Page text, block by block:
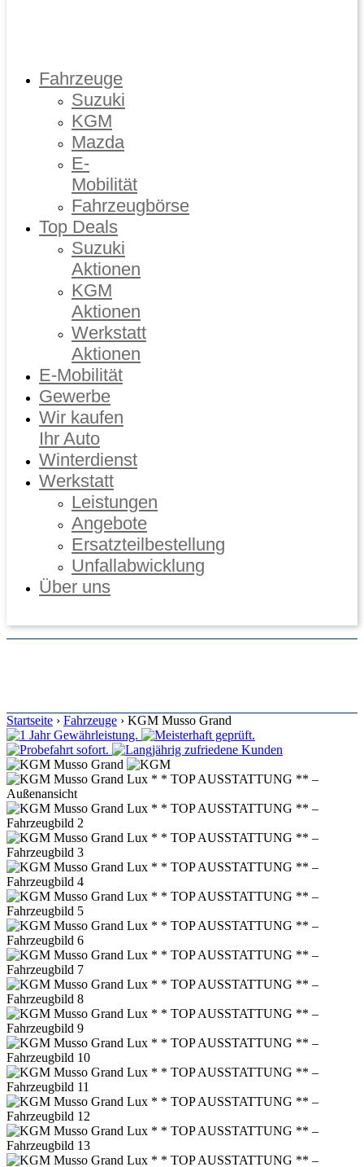
Fahrzeuge
Suzuki
KGM
Mazda
E-
Mobilität
Fahrzeugbörse
Top Deals
Suzuki
Aktionen
KGM
Aktionen
Werkstatt
Aktionen
E-Mobilität
Gewerbe
Wir kaufen
Ihr Auto
Winterdienst
Werkstatt
Leistungen
Angebote
Ersatzteilbestellung
Unfallabwicklung
Über uns
Startseite › Fahrzeuge › KGM Musso Grand